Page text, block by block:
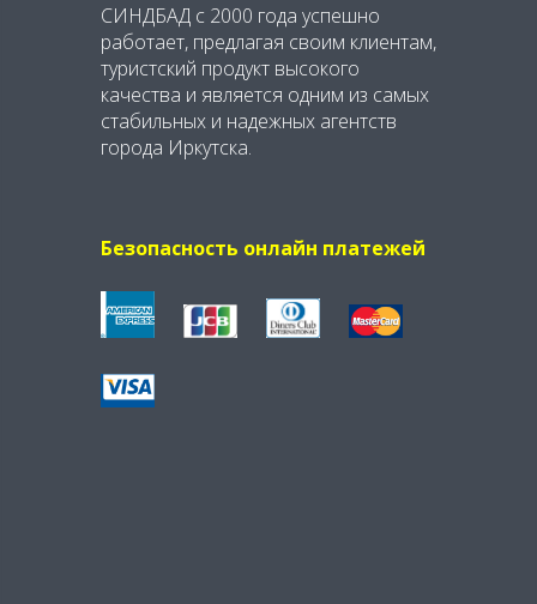
СИНДБАД с 2000 года успешно
работает, предлагая своим клиентам,
туристский продукт высокого
качества и является одним из самых
стабильных и надежных агентств
города Иркутска.
Безопасность онлайн платежей